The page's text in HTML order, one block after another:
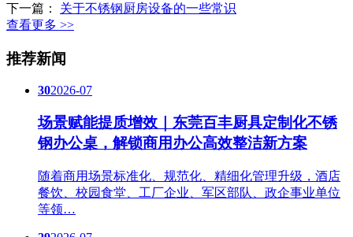
下一篇： 关于不锈钢厨房设备的一些常识
查看更多 >>
推荐新闻
302026-07
场景赋能提质增效｜东莞百丰厨具定制化不锈
钢办公桌，解锁商用办公高效整洁新方案
随着商用场景标准化、规范化、精细化管理升级，酒店
餐饮、校园食堂、工厂企业、军区部队、政企事业单位
等领…